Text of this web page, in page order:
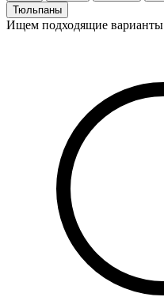
Тюльпаны
Ищем подходящие варианты